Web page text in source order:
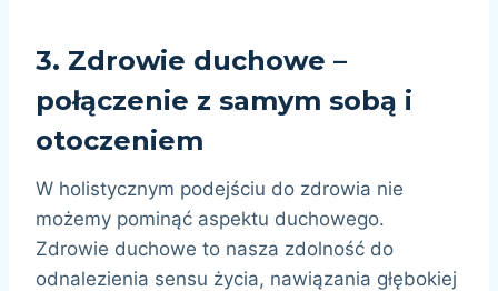
3. Zdrowie duchowe –
połączenie z samym sobą i
otoczeniem
W holistycznym podejściu do zdrowia nie
możemy pominąć aspektu duchowego.
Zdrowie duchowe to nasza zdolność do
odnalezienia sensu życia, nawiązania głębokiej